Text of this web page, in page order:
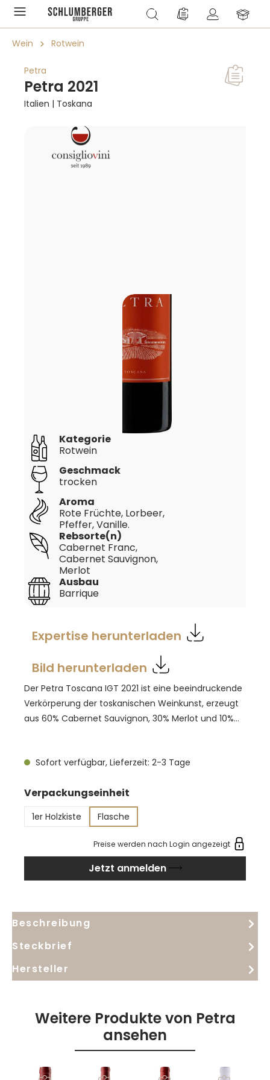
springen Du hast 0 Produkte
Wein Rotwein
Petra
Petra 2021
Italien | Toskana
Bildergalerie überspringen
Ausbau
Barrique
Aroma
Rote Früchte, Lorbeer,
Pfeffer, Vanille.
Geschmack
trocken
Kategorie
Rotwein
Rebsorte(n)
Cabernet Franc,
Cabernet Sauvignon,
Merlot
Expertise herunterladen
Bild herunterladen
Der Petra Toscana IGT 2021 ist eine beeindruckende
Verkörperung der toskanischen Weinkunst, erzeugt
aus 60% Cabernet Sauvignon, 30% Merlot und 10%
Weinguts. Mit seiner brillanten rubinroten Farbe
Noten von roten Früchten wie wilder Brombeere,
Kirsche und Johannisbeere auszeichnet. Diese
fruchtigen Aromen werden harmonisch ergänzt
durch balsamische Noten der mediterranen
Macchia, Lorbeer und würzige Akzente von Pfeffer,
Weihrauch und einem Hauch Vanille, die dem Wein
eine außergewöhnliche Tiefe und Raffinesse
kraftvoll und voluminös, mit einer angenehmen
Frische und einer reichhaltigen, seidigen
Tanninstruktur. Die mineralischen Noten
ihm eine einzigartige Struktur.
Sofort verfügbar, Lieferzeit: 2-3 Tage
Verpackungseinheit
1er Holzkiste Flasche
Preise werden nach Login angezeigt
Jetzt anmelden
Beschreibung
Steckbrief
Hersteller
Weitere Produkte von Petra
ansehen